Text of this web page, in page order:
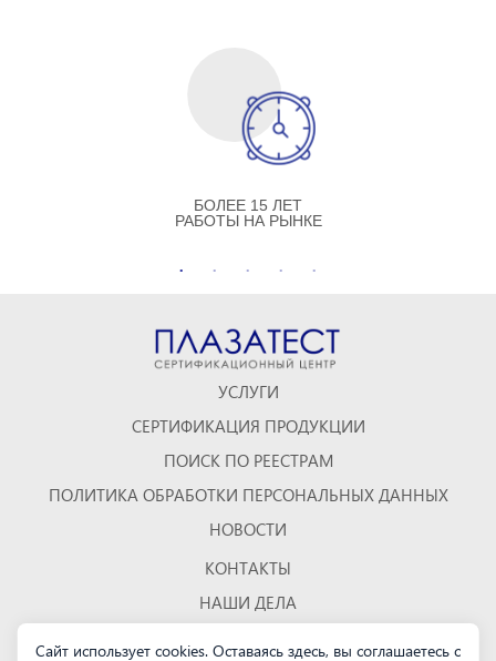
БОЛЕЕ 15 ЛЕТ
РАБОТЫ НА РЫНКЕ
УСЛУГИ
СЕРТИФИКАЦИЯ ПРОДУКЦИИ
ПОИСК ПО РЕЕСТРАМ
ПОЛИТИКА ОБРАБОТКИ ПЕРСОНАЛЬНЫХ ДАННЫХ
НОВОСТИ
КОНТАКТЫ
НАШИ ДЕЛА
Сайт использует cookies. Оставаясь здесь, вы соглашаетесь с